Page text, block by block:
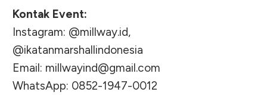
Kontak Event:
Instagram: @millway.id,
@ikatanmarshallindonesia
Email: millwayind@gmail.com
WhatsApp: 0852-1947-0012